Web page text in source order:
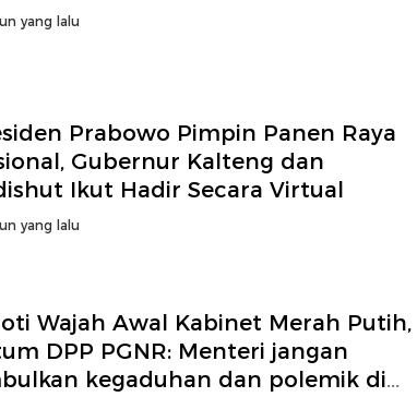
yang lalu
Prabowo Pimpin Panen Raya
Gubernur Kalteng dan
Ikut Hadir Secara Virtual
yang lalu
Wajah Awal Kabinet Merah Putih,
DPP PGNR: Menteri jangan
kegaduhan dan polemik di